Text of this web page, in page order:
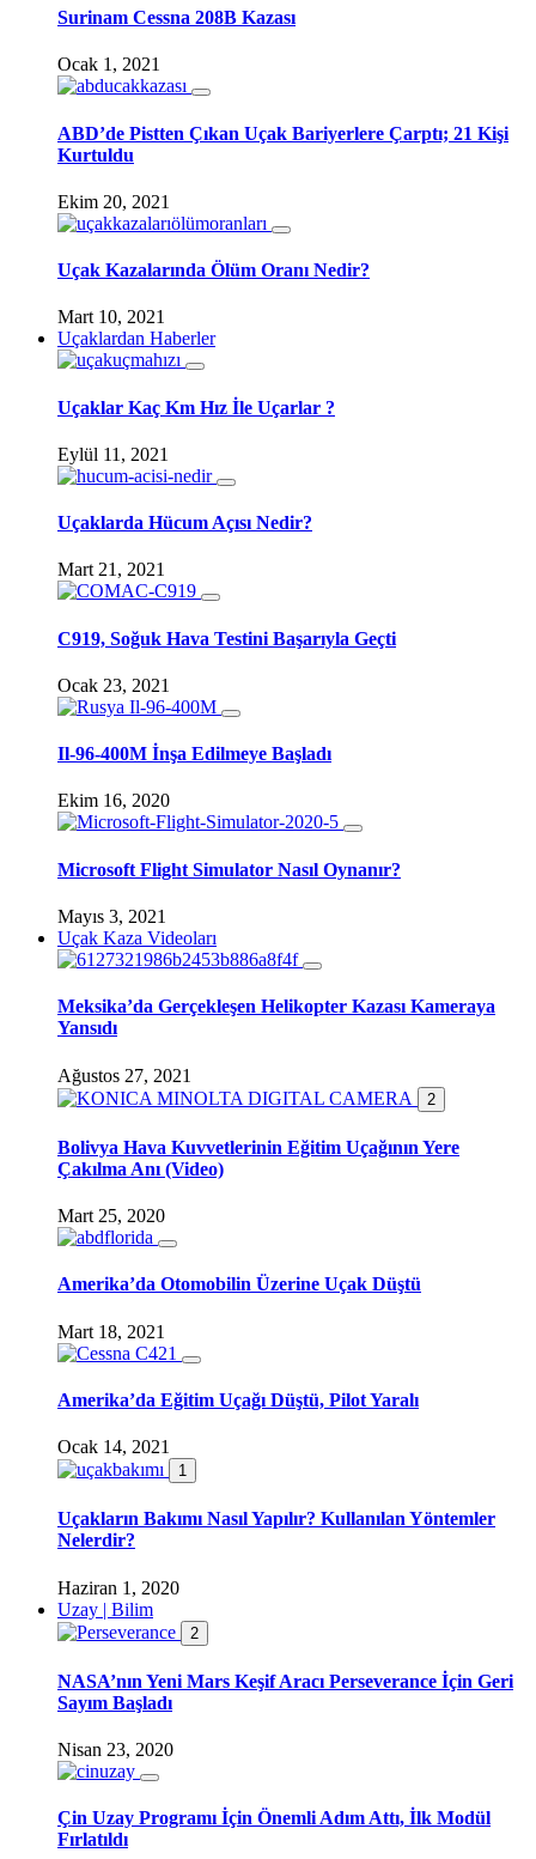
Surinam Cessna 208B Kazası
Ocak 1, 2021
ABD’de Pistten Çıkan Uçak Bariyerlere Çarptı; 21 Kişi
Kurtuldu
Ekim 20, 2021
Uçak Kazalarında Ölüm Oranı Nedir?
Mart 10, 2021
Uçaklardan Haberler
Uçaklar Kaç Km Hız İle Uçarlar ?
Eylül 11, 2021
Uçaklarda Hücum Açısı Nedir?
Mart 21, 2021
C919, Soğuk Hava Testini Başarıyla Geçti
Ocak 23, 2021
Il-96-400M İnşa Edilmeye Başladı
Ekim 16, 2020
Microsoft Flight Simulator Nasıl Oynanır?
Mayıs 3, 2021
Uçak Kaza Videoları
Meksika’da Gerçekleşen Helikopter Kazası Kameraya
Yansıdı
Ağustos 27, 2021
2
Bolivya Hava Kuvvetlerinin Eğitim Uçağının Yere
Çakılma Anı (Video)
Mart 25, 2020
Amerika’da Otomobilin Üzerine Uçak Düştü
Mart 18, 2021
Amerika’da Eğitim Uçağı Düştü, Pilot Yaralı
Ocak 14, 2021
1
Uçakların Bakımı Nasıl Yapılır? Kullanılan Yöntemler
Nelerdir?
Haziran 1, 2020
Uzay | Bilim
2
NASA’nın Yeni Mars Keşif Aracı Perseverance İçin Geri
Sayım Başladı
Nisan 23, 2020
Çin Uzay Programı İçin Önemli Adım Attı, İlk Modül
Fırlatıldı